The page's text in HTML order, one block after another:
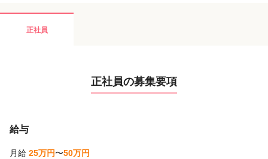
正社員
正社員の募集要項
給与
月給 25万円〜50万円